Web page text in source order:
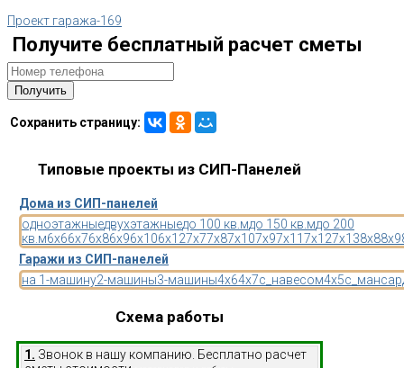
Проект гаража-169
Получите бесплатный расчет сметы
Сохранить страницу:
Типовые проекты из СИП-Панелей
Дома из СИП-панелей
одноэтажныедвухэтажныедо 100 кв.мдо 150 кв.мдо 200
кв.м6x66x76x86x96x106x127x77x87x107x97x11 7x127x138x88x9
Гаражи из СИП-панелей
на 1-машину2-машины3-машины4x64x7с_навесом4x5
Схема работы
1. Звонок в нашу компанию. Бесплатно расчет